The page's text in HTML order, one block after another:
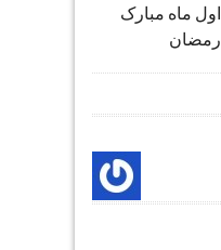
اول ماه مبارک
رمضان